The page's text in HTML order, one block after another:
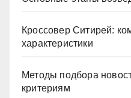
Кроссовер Ситирей:
характеристики
Методы подбора
критериям